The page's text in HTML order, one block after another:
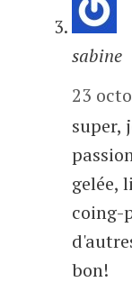
sabine
23
super,
gelée,
coing-
bon!